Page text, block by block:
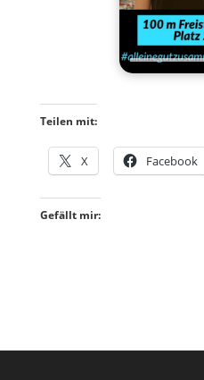
Teilen mit:
X Facebook
Gefällt mir: